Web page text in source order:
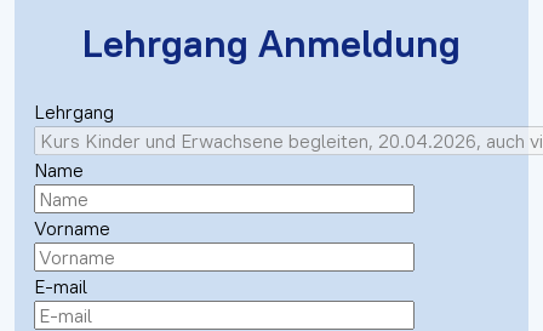
Lehrgang Anmeldung
Lehrgang
Name
Vorname
E-mail